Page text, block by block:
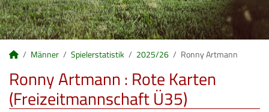
Männer Spielerstatistik 2025/26 Ronny Artmann
Ronny Artmann : Rote Karten
(Freizeitmannschaft Ü35)